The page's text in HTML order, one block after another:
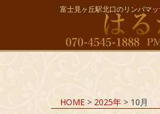
富士見ヶ丘駅北口のリンパマ
HOME > 2025年 > 10月